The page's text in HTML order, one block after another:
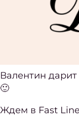
Валентин
🙂
Ждем в Fast